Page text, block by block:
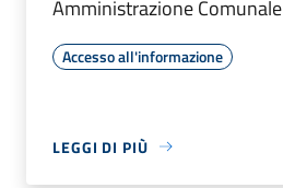
Amministrazione Comunale
Accesso all'informazione
LEGGI DI PIÙ